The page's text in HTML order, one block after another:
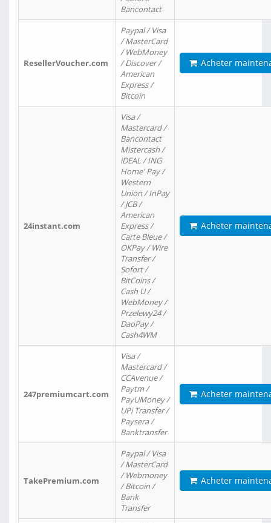
Bancontact
ResellerVoucher.com
Paypal / Visa
/ MasterCard
/ WebMoney
/ Discover /
American
Express /
Bitcoin
Acheter
24instant.com
Visa /
Mastercard /
Bancontact
Mistercash /
iDEAL / ING
Home' Pay /
Western
Union / InPay
/ JCB /
American
Express /
Carte Bleue /
OKPay / Wire
Transfer /
Sofort /
BitCoins /
Cash U /
WebMoney /
Przelewy24 /
DaoPay /
Cash4WM
Acheter
247premiumcart.com
Visa /
Mastercard /
CCAvenue /
Paytm /
PayUMoney /
UPi Transfer /
Paysera /
Banktransfer
Acheter
TakePremium.com
Paypal / Visa
/ MasterCard
/ Webmoney
/ Bitcoin /
Bank
Transfer
Acheter